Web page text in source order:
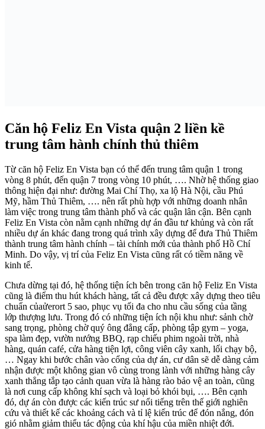
Căn hộ Feliz En Vista quận 2 liền kề
trung tâm hành chính thủ thiêm
Từ căn hộ Feliz En Vista bạn có thể đến trung tâm quận 1 trong
vòng 8 phút, đến quận 7 trong vòng 10 phút, …. Nhờ hệ thống giao
thông hiện đại như: đường Mai Chí Thọ, xa lộ Hà Nội, cầu Phú
Mỹ, hầm Thủ Thiêm, …. nên rất phù hợp với những doanh nhân
làm việc trong trung tâm thành phố và các quận lân cận. Bên cạnh
Feliz En Vista còn nằm cạnh những dự án đầu tư khủng và còn rất
nhiều dự án khác đang trong quá trình xây dựng để đưa Thủ Thiêm
thành trung tâm hành chính – tài chính mới của thành phố Hồ Chí
Minh. Do vậy, vị trí của Feliz En Vista cũng rất có tiềm năng về
kinh tế.
Chưa dừng tại đó, hệ thống tiện ích bên trong căn hộ Feliz En Vista
cũng là điểm thu hút khách hàng, tất cả đều được xây dựng theo tiêu
chuẩn củaửerort 5 sao, phục vụ tối đa cho nhu cầu sống của tầng
lớp thượng lưu. Trong đó có những tiện ích nội khu như: sảnh chờ
sang trọng, phòng chờ quý ông đẳng cấp, phòng tập gym – yoga,
spa làm đẹp, vườn nướng BBQ, rạp chiếu phim ngoài trời, nhà
hàng, quán café, cửa hàng tiện lợi, công viên cây xanh, lối chạy bộ,
… Ngay khi bước chân vào cổng của dự án, cư dân sẽ dễ dàng cảm
nhận được một không gian vô cùng trong lành với những hàng cây
xanh thẳng tắp tạo cảnh quan vừa là hàng rào bảo vệ an toàn, cũng
là nơi cung cấp không khí sạch và loại bỏ khói bụi, …. Bên cạnh
đó, dự án còn được các kiến trúc sư nổi tiếng trên thế giới nghiên
cứu và thiết kế các khoảng cách và tỉ lệ kiến trúc để đón nắng, đón
gió nhằm giảm thiểu tác động của khí hậu của miền nhiệt đới.